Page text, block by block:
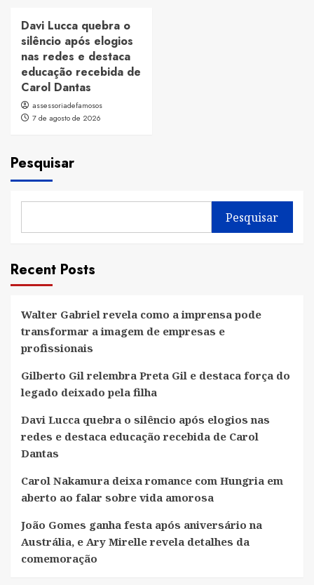
Davi Lucca quebra o
silêncio após elogios
nas redes e destaca
educação recebida de
Carol Dantas
assessoriadefamosos
7 de agosto de 2026
Pesquisar
Pesquisar
Recent Posts
Walter Gabriel revela como a imprensa pode
transformar a imagem de empresas e
profissionais
Gilberto Gil relembra Preta Gil e destaca força do
legado deixado pela filha
Davi Lucca quebra o silêncio após elogios nas
redes e destaca educação recebida de Carol
Dantas
Carol Nakamura deixa romance com Hungria em
aberto ao falar sobre vida amorosa
João Gomes ganha festa após aniversário na
Austrália, e Ary Mirelle revela detalhes da
comemoração